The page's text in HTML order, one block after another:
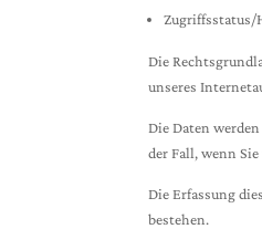
Zugriffsstatus/
Die
unseres
Die Daten
der Fall, wenn
Die Erfassung
bestehen.